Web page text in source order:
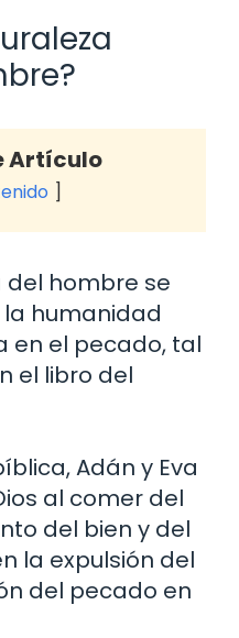
Artículo
hombre se
humanidad
en el pecado, tal
el libro del
Adán y Eva
al comer del
del bien y del
la expulsión del
del pecado en